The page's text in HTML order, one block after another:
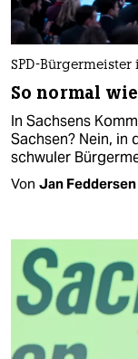
SPD-Bürgermeister
So normal
In Sachsens
Sachsen? Nein, in
schwuler
Von Jan Feddersen